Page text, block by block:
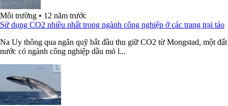
Môi trường • 12 năm trước
Sử dụng CO2 nhiều nhất trong ngành công nghiệp ở các trang trại tảo
Na Uy thông qua ngân quỹ bắt đầu thu giữ CO2 từ Mongstad, một đất
nước có ngành công nghiệp dầu mỏ l...